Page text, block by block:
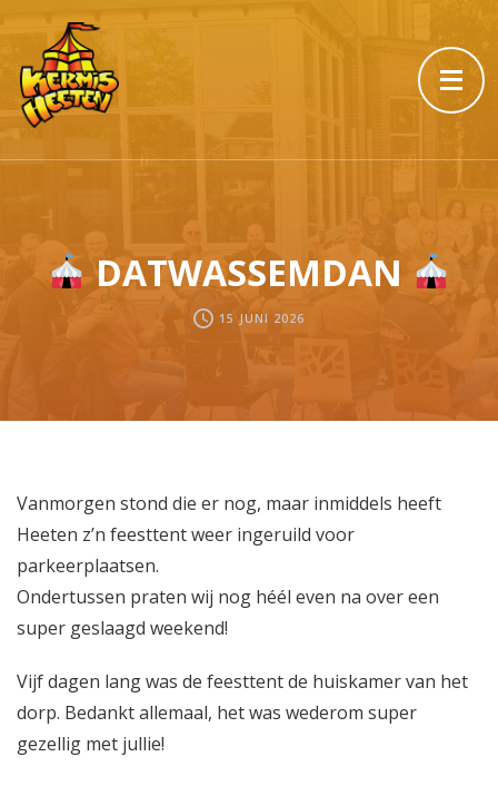
DATWASSEMDAN
15 JUNI 2026
Vanmorgen stond die er nog, maar inmiddels heeft
Heeten z’n feesttent weer ingeruild voor
parkeerplaatsen.
Ondertussen praten wij nog héél even na over een
super geslaagd weekend!
Vijf dagen lang was de feesttent de huiskamer van het
dorp. Bedankt allemaal, het was wederom super
gezellig met jullie!